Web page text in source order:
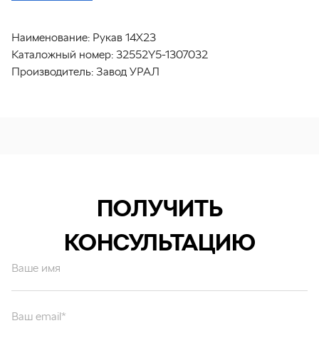
Наименование: Рукав 14Х23
Каталожный номер: 32552Y5-1307032
Производитель: Завод УРАЛ
ПОЛУЧИТЬ
КОНСУЛЬТАЦИЮ
Ваше имя